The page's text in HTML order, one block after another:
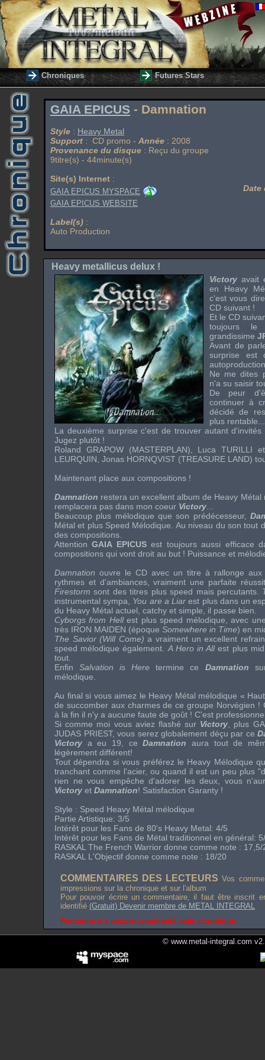
Chroniques Futures Stars
GAIA EPICUS - Damnation
Style : Heavy Metal
Support : CD promo - Année : 2008
Provenance du disque : Reçu du groupe
9titre(s) - 44minute(s)
Site(s) Internet :
GAIA EPICUS MYSPACE
GAIA EPICUS WEBSITE
Label(s) :
Auto Production
Date
Heavy metallicus delux !
Victory avait
en Heavy
c'est vous
CD suivant !
Et le CD
toujours
grandissime
Avant de
surprise est
Ne me dites
n'a su saisir
De peur
continuer à
décidé de
plus rentable...
La deuxième surprise c'est de trouver autant
Jugez plutôt !
Roland GRAPOW (MASTERPLAN), Luca TURILLI
LEURQUIN, Jonas HORNQVIST (TREASURE LAND)
Maintenant place aux compositions !
Damnation restera un excellent album de Heavy
remplacera pas dans mon coeur Victory
Beaucoup plus mélodique que son prédécesseur,
Métal et plus Speed Mélodique. Au niveau du son tout
des compositions.
AttentionGAIA EPICUSest toujours aussi efficace
compositions qui vont droit au but ! Puissance et
Damnation ouvre le CD avec un titre à rallonge aux
rythmes et d'ambiances, vraiment une parfaite
Firestorm sont des titres plus speed mais percutants.
instrumental sympa, You are a Liarest plus dans un
du Heavy Métal actuel, catchy et simple, il passe bien.
Cyborgs from Hellest plus speed mélodique, avec
très IRON MAIDEN (époque Somewhere in Time) en
The Savior (Will Come) a vraiment un excellent
speed mélodique également. A Hero in Allest plus
tout.
EnfinSalvation is Heretermine ce Damnation
mélodique.
Au final si vous aimez le Heavy Métal mélodique «
de succomber aux charmes de ce groupe Norvégien !
à la fin il n'y a aucune faute de goût ! C'est
Si comme moi vous aviez flashé sur Victory , plus
JUDAS PRIEST, vous serez globalement déçu par ce
Victory a eu 19, ceDamnation aura tout de
légèrement différent!
Tout dépendra si vous préférez le Heavy Mélodique
tranchant comme l'acier, ou quand il est un peu plus
rien ne vous empêche d'adorer les deux, vous
Victory et Damnation! Satisfaction Garanty !
Style : Speed Heavy Métal mélodique
Partie Artistique: 3/5
Intérêt pour les Fans de 80's Heavy Metal: 4/5
Intérêt pour les Fans de Métal traditionnel en général:
RASKAL The French Warrior donne comme note : 17,5/
RASKAL L'Objectif donne comme note : 18/20
COMMENTAIRES DES LECTEURS Vos
impressions sur la chronique et sur l'album
Pour pouvoir écrire un commentaire, il faut être inscrit
identifié (Gratuit) Devenir membre de METAL INTEGRAL
Personne n'a encore commenté cette chronique.
© www.metal-integral.com